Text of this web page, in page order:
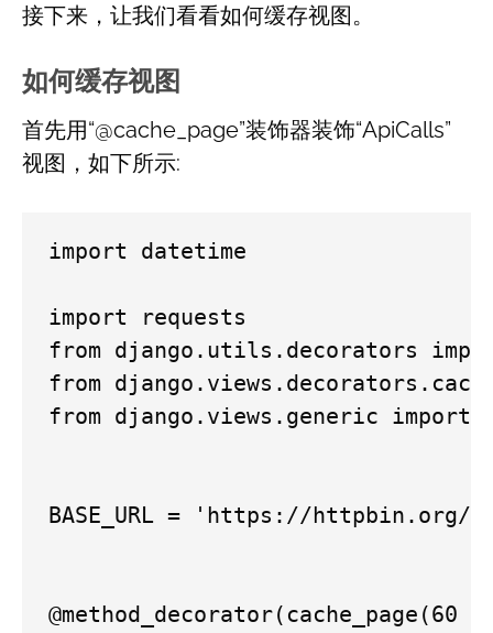
接下来，让我们看看如何缓存视图。
如何缓存视图
首先用“@cache_page”装饰器装饰“ApiCalls”
视图，如下所示:
import datetime
import requests
from django.utils.decorators
from
from django.views.generic import
BASE_URL = 'https://httpbin.org/'